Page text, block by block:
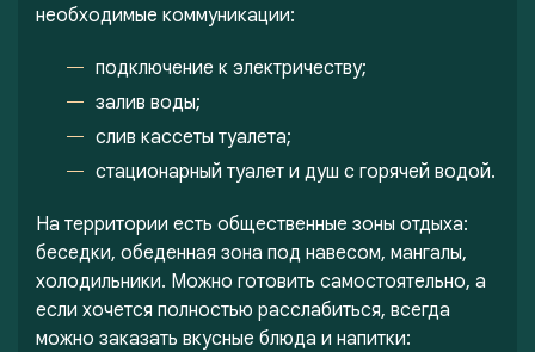
необходимые коммуникации:
подключение к электричеству;
залив воды;
слив кассеты туалета;
стационарный туалет и душ с горячей водой.
На территории есть общественные зоны отдыха:
беседки, обеденная зона под навесом, мангалы,
холодильники. Можно готовить самостоятельно, а
если хочется полностью расслабиться, всегда
можно заказать вкусные блюда и напитки: